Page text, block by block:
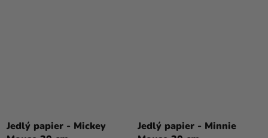
Jedlý papier - Mickey
Jedlý papier - Minnie